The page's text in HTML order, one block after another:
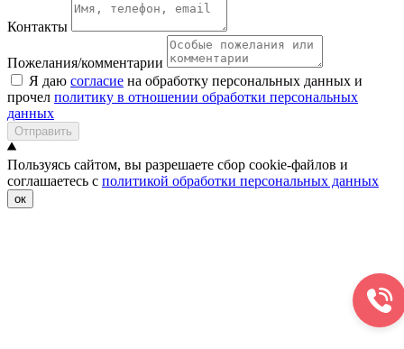
Контакты
Пожелания/комментарии
Я даю согласие на обработку персональных данных и
прочел политику в отношении обработки персональных
данных
Отправить
Пользуясь сайтом, вы разрешаете сбор cookie-файлов и
соглашаетесь с политикой обработки персональных данных
ок